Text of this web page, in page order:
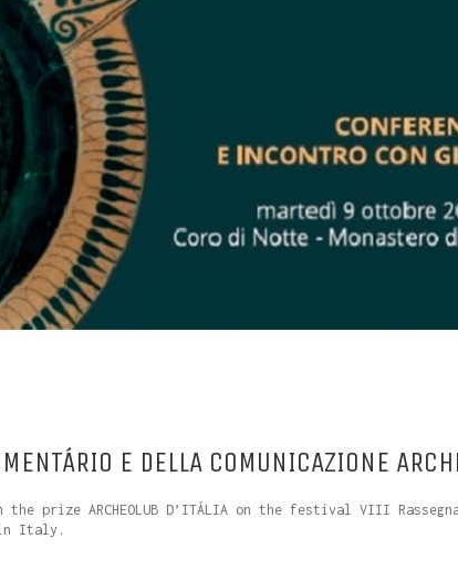
E DELLA COMUNICAZIONE
the prize ARCHEOLUB D’ITÁLIA on the festival VIII
in Italy.